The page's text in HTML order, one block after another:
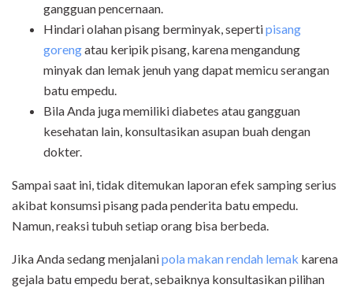
gangguan pencernaan.
Hindari olahan pisang berminyak, sepertipisang
gorengatau keripik pisang, karena mengandung
minyak dan lemak jenuh yang dapat memicu serangan
batu empedu.
Bila Anda juga memiliki diabetes atau gangguan
kesehatan lain, konsultasikan asupan buah dengan
dokter.
Sampai saat ini, tidak ditemukan laporan efek samping serius
akibat konsumsi pisang pada penderita batu empedu.
Namun, reaksi tubuh setiap orang bisa berbeda.
Jika Anda sedang menjalanipola makan rendah lemak karena
gejala batu empedu berat, sebaiknya konsultasikan pilihan